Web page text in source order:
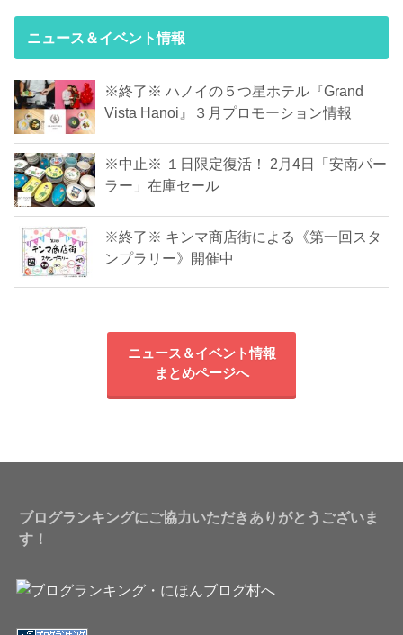
ニュース＆イベント情報
※終了※ ハノイの５つ星ホテル『Grand
Vista Hanoi』３月プロモーション情報
※中止※ １日限定復活！ 2月4日「安南パー
ラー」在庫セール
※終了※ キンマ商店街による《第一回スタ
ンプラリー》開催中
ニュース＆イベント情報
まとめページへ
ブログランキングにご協力いただきありがとうございま
す！